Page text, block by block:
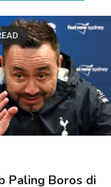
Paling Boros di